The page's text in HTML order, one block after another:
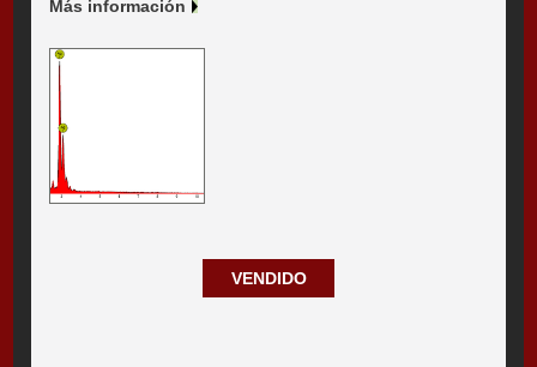
Más información
VENDIDO